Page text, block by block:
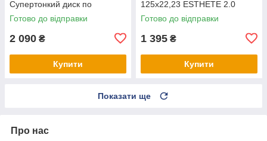
Супертонкий диск по
керамограніту та плитці для
чистого різу без сколів
Готово до відправки
2 090 ₴
Купити
125x22,23 ESTHETE 2.0
Готово до відправки
1 395 ₴
Купити
Показати ще
Про нас